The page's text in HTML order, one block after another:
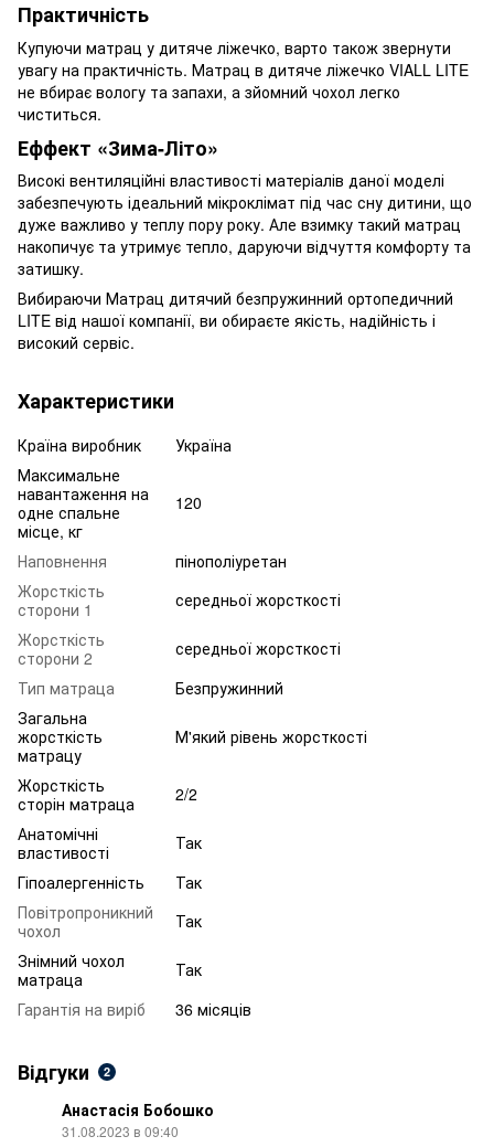
Практичність
Купуючи матрац у дитяче ліжечко, варто також звернути
увагу на практичність. Матрац в дитяче ліжечко VIALL LITE
не вбирає вологу та запахи, а зйомний чохол легко
чиститься.
Еффект «Зима-Літо»
Високі вентиляційні властивості матеріалів даної моделі
забезпечують ідеальний мікроклімат під час сну дитини, що
дуже важливо у теплу пору року. Але взимку такий матрац
накопичує та утримує тепло, даруючи відчуття комфорту та
затишку.
Вибираючи Матрац дитячий безпружинний ортопедичний
LITE від нашої компанії, ви обираєте якість, надійність і
високий сервіс.
Характеристики
Країна виробник
Україна
Максимальне
навантаження на
одне спальне
місце, кг
120
Наповнення
пінополіуретан
Жорсткість
сторони 1
середньої жорсткості
Жорсткість
сторони 2
середньої жорсткості
Тип матраца
Безпружинний
Загальна
жорсткість
матрацу
М'який рівень жорсткості
Жорсткість
сторін матраца
2/2
Анатомічні
властивості
Так
Гіпоалергенність
Так
Повітропроникний
чохол
Так
Знімний чохол
матраца
Так
Гарантія на виріб
36 місяців
Відгуки 2
Анастасія Бобошко
31.08.2023 в 09:40